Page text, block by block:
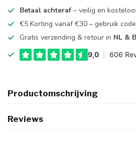
Betaal achteraf – veilig en
€5 Korting vanaf €30 – gebruik code
Gratis verzending & retour in NL &
Productomschrijving
Reviews